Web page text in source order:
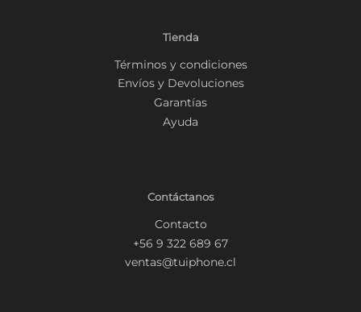
Tienda
Términos y condiciones
Envíos y Devoluciones
Garantías
Ayuda
Contáctanos
Contacto
+56 9 322 689 67
ventas@tuiphone.cl